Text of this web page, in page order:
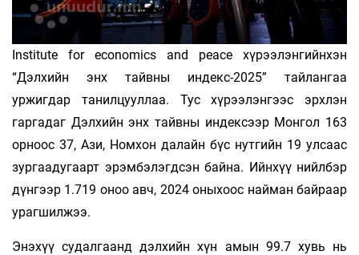
Institute for economics and peace хүрээлэнгийнхэн
“Дэлхийн энх тайвны индекс-2025” тайлангаа
уржигдар танилцууллаа. Тус хүрээлэнгээс эрхлэн
гаргадаг Дэлхийн энх тайвны индексээр Монгол 163
орноос 37, Ази, Номхон далайн бүс нутгийн 19 улсаас
зургаадугаарт эрэмбэлэгдсэн байна. Ийнхүү нийлбэр
дүнгээр 1.719 оноо авч, 2024 оныхоос найман байраар
урагшилжээ.
Энэхүү судалгаанд дэлхийн хүн амын 99.7 хувь нь